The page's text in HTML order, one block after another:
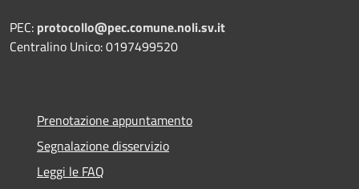
PEC: protocollo@pec.comune.noli.sv.it
Centralino Unico: 0197499520
Prenotazione appuntamento
Segnalazione disservizio
Leggi le FAQ